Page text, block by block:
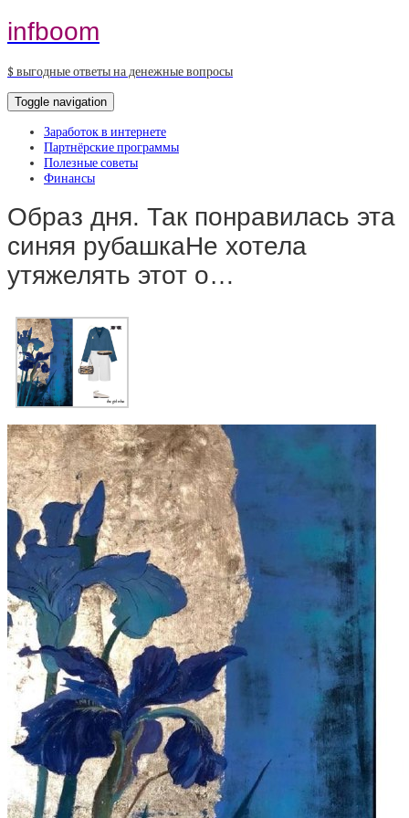
infboom
$ выгодные ответы на денежные вопросы
Toggle navigation
Заработок в интернете
Партнёрские программы
Полезные советы
Финансы
Образ дня. Так понравилась эта
синяя рубашкаНе хотела
утяжелять этот о…